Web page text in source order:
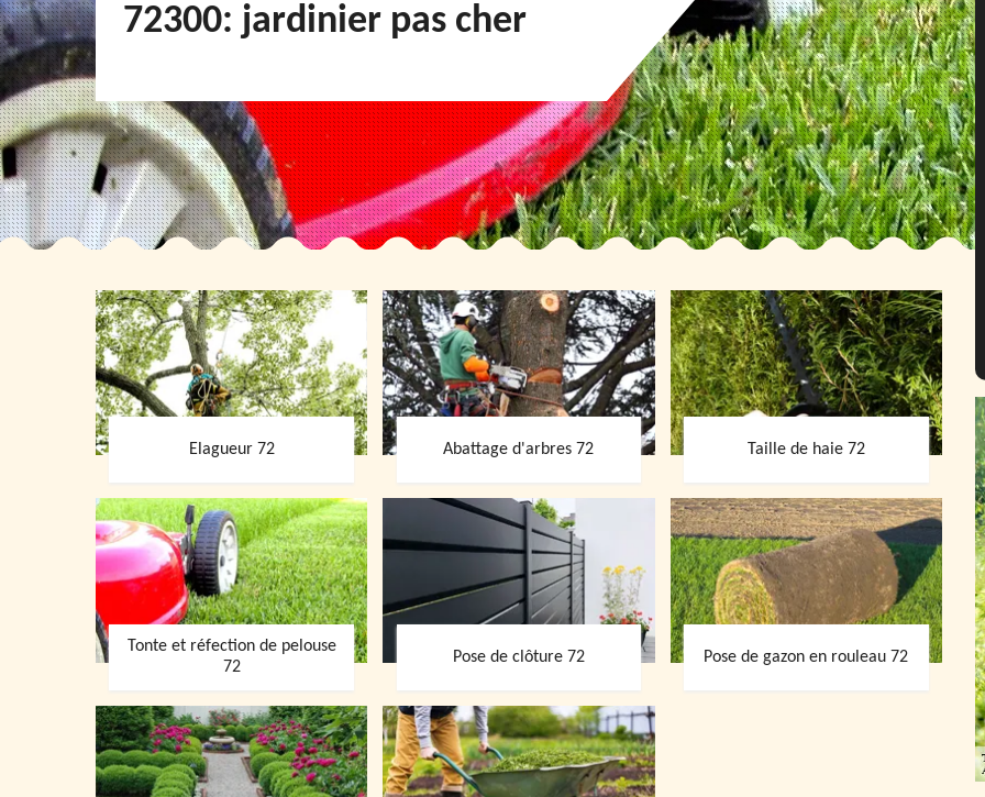
72300: jardinier pas cher
Elagueur 72 Abattage d'arbres 72 Taille de haie 72
Tonte et réfection de pelouse
72
Pose de clôture 72 Pose de gazon en rouleau 72